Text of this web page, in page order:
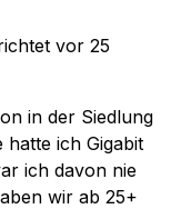
vor 25
in der Siedlung
ich Gigabit
ich davon nie
wir ab 25+